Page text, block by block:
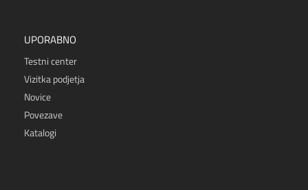
UPORABNO
Testni center
Vizitka podjetja
Novice
Povezave
Katalogi